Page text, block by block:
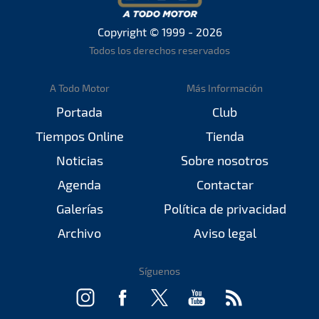
Copyright © 1999 - 2026
Todos los derechos reservados
A Todo Motor
Portada
Tiempos Online
Noticias
Agenda
Galerías
Archivo
Más Información
Club
Tienda
Sobre nosotros
Contactar
Política de privacidad
Aviso legal
Síguenos